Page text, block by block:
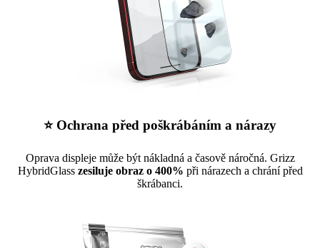
⭐ Ochrana před poškrábáním a nárazy
Oprava displeje může být nákladná a časově náročná. Grizz
HybridGlass zesiluje obraz o 400% při nárazech a chrání před
škrábanci.